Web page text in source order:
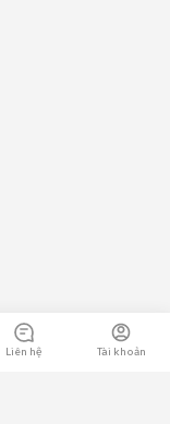
Liên hệ Tài khoản